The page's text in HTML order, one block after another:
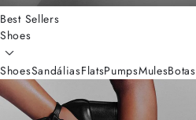
Best Sellers
Shoes
ShoesSandáliasFlatsPumpsMulesBotas